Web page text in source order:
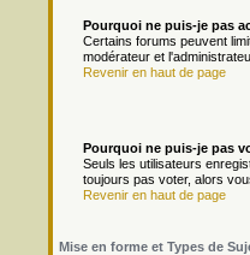
Pourquoi ne puis-je pas
Certains forums peuvent
modérateur et
Revenir en haut de page
Pourquoi ne puis-je pas
Seuls les utilisateurs
toujours pas voter, alors
Revenir en haut de page
Mise en forme et Types de